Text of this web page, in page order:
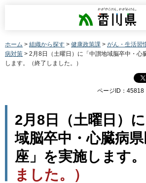
香川県
ホーム > 組織から探す > 健康政策課 > がん・生活習
病対策 > 2月8日（土曜日）に「中讃地域脳卒中・心
します。（終了しました。）
ページID：45818
2月8日（土曜日）
域脳卒中・心臓病
座」を実施します。
ました。）